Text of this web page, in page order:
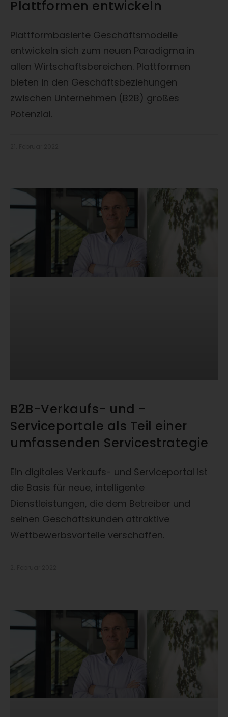
Plattformen entwickeln
Plattformbasierte Geschäftsmodelle
entwickeln sich zum neuen Paradigma in
allen Wirtschaftsbereichen. Plattformen
bieten in den Geschäftsbeziehungen
zwischen Unternehmen (B2B) großes
Potenzial.
B2B-Verkaufs- und -
Serviceportale als Teil einer
umfassenden Servicestrategie
Ein digitales Verkaufs- und Serviceportal ist
die Basis für neue, intelligente
Dienstleistungen, die dem Betreiber und
seinen Geschäftskunden attraktive
Wettbewerbsvorteile verschaffen.